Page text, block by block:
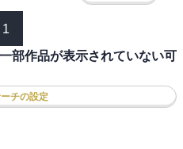
1
部作品が表示されていない可
チの設定